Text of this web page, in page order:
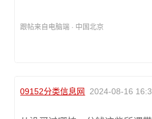
跟帖来自电脑端 · 中国北京
09152分类信息网 2024-08-16